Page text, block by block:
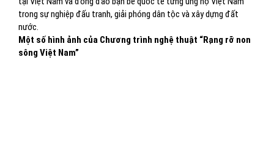
trong sự nghiệp đấu tranh, giải phóng dân tộc và xây dựng đất
nước.
Một số hình ảnh của Chương trình nghệ thuật “Rạng rỡ non
sông Việt Nam”